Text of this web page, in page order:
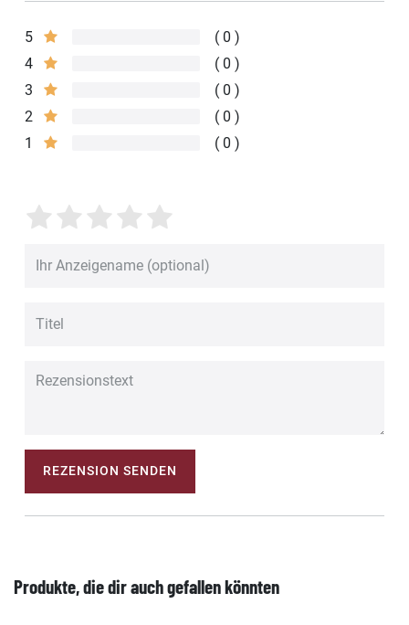
5
0
4
0
3
0
2
0
1
0
REZENSION SENDEN
Produkte, die dir auch gefallen könnten